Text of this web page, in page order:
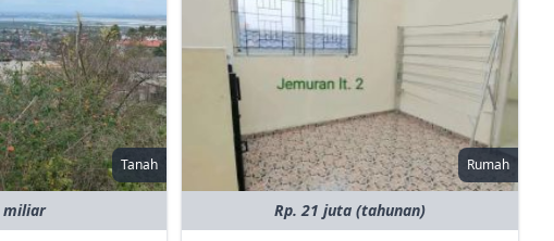
Tanah
miliar
Rumah
Rp. 21 juta (tahunan)